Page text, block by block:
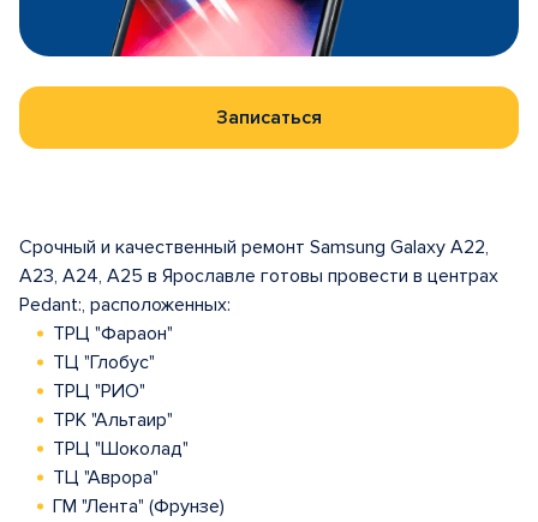
Записаться
Срочный и качественный ремонт Samsung Galaxy A22,
A23, A24, A25 в Ярославле готовы провести в центрах
Pedant:, расположенных:
ТРЦ "Фараон"
ТЦ "Глобус"
ТРЦ "РИО"
ТРК "Альтаир"
ТРЦ "Шоколад"
ТЦ "Аврора"
ГМ "Лента" (Фрунзе)